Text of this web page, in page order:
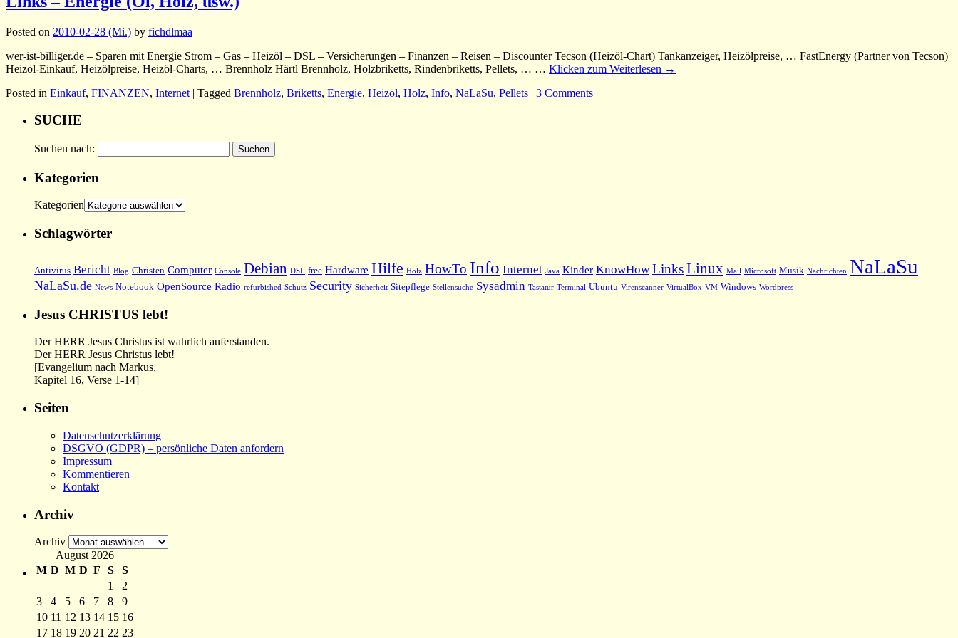
Posted on 2010-02-28 (Mi.) by fichdlmaa
wer-ist-billiger.de – Sparen mit Energie Strom – Gas – Heizöl – DSL – Versicherungen – Finanzen – Reisen – Discounter Tecson (Heizöl-Chart) Tankanzeiger, Heizölpreise, … FastEnergy (Partner von Tecson)
Heizöl-Einkauf, Heizölpreise, Heizöl-Charts, … Brennholz Härtl Brennholz, Holzbriketts, Rindenbriketts, Pellets, … … Klicken zum Weiterlesen →
Posted in Einkauf, FINANZEN, Internet | Tagged Brennholz, Briketts, Energie, Heizöl, Holz, Info, NaLaSu, Pellets | 3 Comments
SUCHE
Suchen nach:
Kategorien
Kategorien
Schlagwörter
Antivirus Bericht Blog Christen Computer Console Debian DSL free Hardware Hilfe Holz HowTo Info Internet Java Kinder KnowHow LinksLinux Mail Microsoft Musik Nachrichten NaLaSu
NaLaSu.de News Notebook OpenSource Radio refurbished Schutz Security Sicherheit Sitepflege Stellensuche Sysadmin Tastatur Terminal Ubuntu Virenscanner VirtualBox VM Windows Wordpress
Jesus CHRISTUS lebt!
Der HERR Jesus Christus ist wahrlich auferstanden.
Der HERR Jesus Christus lebt!
[Evangelium nach Markus,
Kapitel 16, Verse 1-14]
Seiten
Datenschutzerklärung
DSGVO (GDPR) – persönliche Daten anfordern
Impressum
Kommentieren
Kontakt
Archiv
Archiv
August 2026
M D M D F S
S
1
2
3
4 5 6 7 8
9
10 11 12 13 14 15 16
17 18 19 20 21 22 23